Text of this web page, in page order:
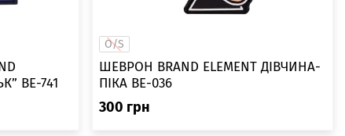
ELEMENT “ЖТА ПОКРОВСЬК” BE-741
O/S
ШЕВРОН BRAND ELEMENT ДІВЧИНА-
ПІКА ВЕ-036
300 грн